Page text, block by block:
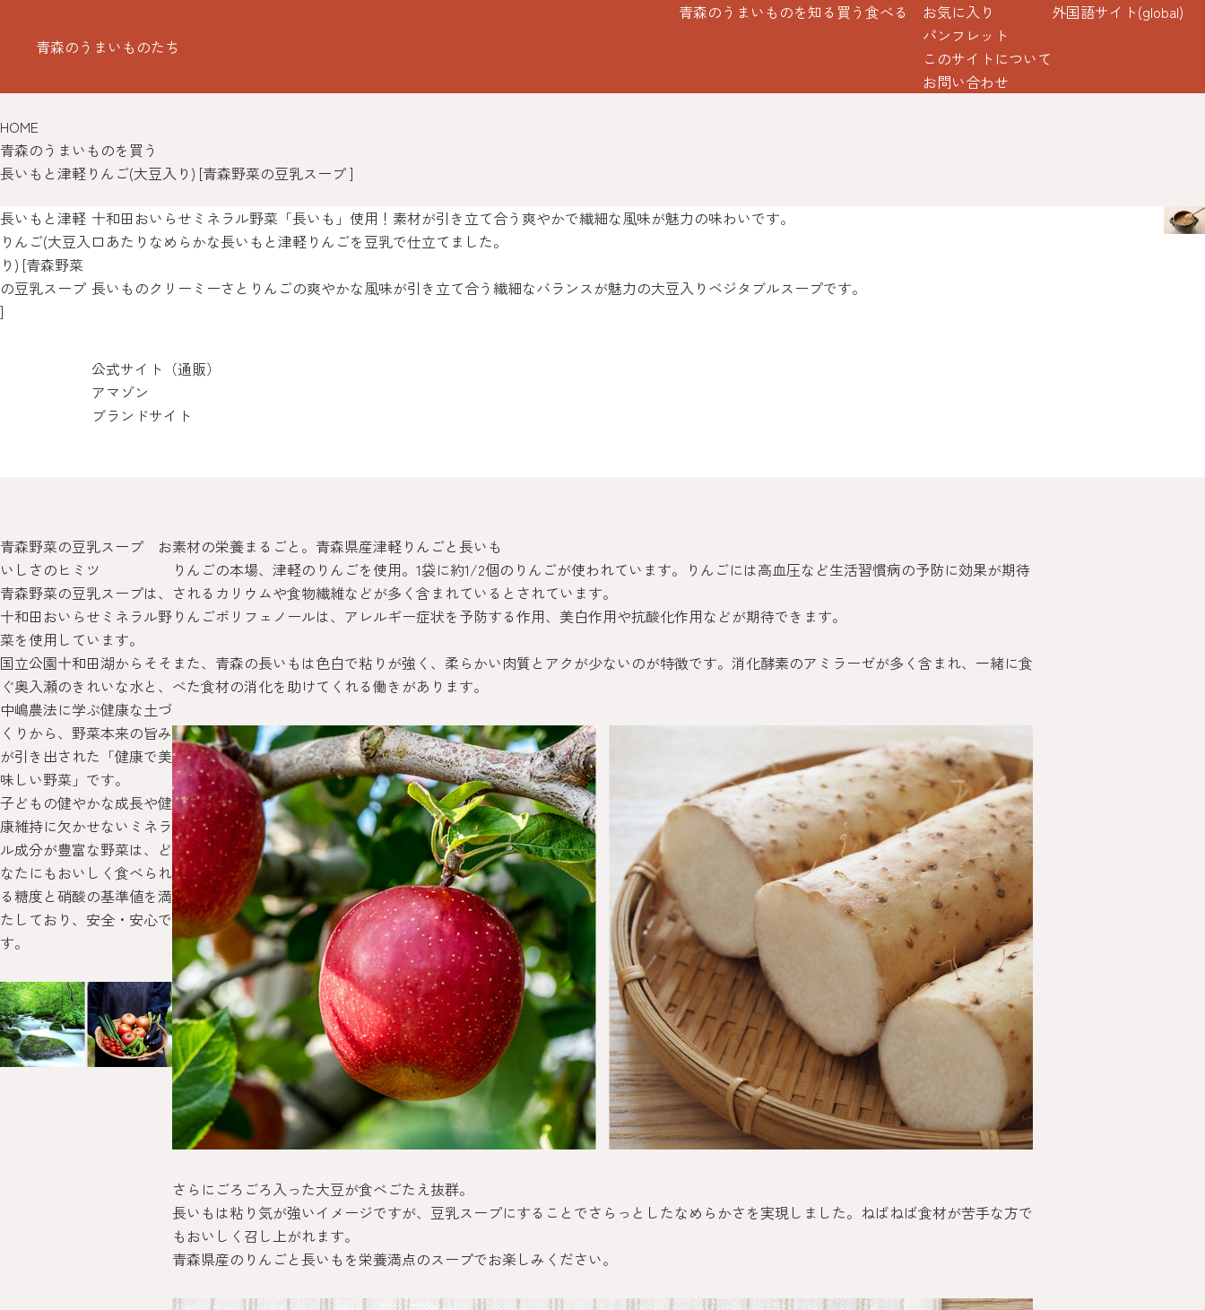
青森のうまいものたち
青森のうまいものを知る 買う 食べる
お気に入り
パンフレット
このサイトについて
お問い合わせ
外国語サイト(global)
HOME
青森のうまいものを買う
長いもと津軽りんご(大豆入り) [青森野菜の豆乳スープ ]
長いもと津軽
りんご(大豆入
り) [青森野菜
の豆乳スープ
]
十和田おいらせミネラル野菜「長いも」使用！素材が引き立て合う爽やかで繊細な風味が魅力の味わいです。
口あたりなめらかな長いもと津軽りんごを豆乳で仕立てました。
長いものクリーミーさとりんごの爽やかな風味が引き立て合う繊細なバランスが魅力の大豆入りベジタブルスープです。
公式サイト（通販）
アマゾン
ブランドサイト
青森野菜の豆乳スープ お
いしさのヒミツ
青森野菜の豆乳スープは、
十和田おいらせミネラル野
菜を使用しています。
国立公園十和田湖からそそ
ぐ奥入瀬のきれいな水と、
中嶋農法に学ぶ健康な土づ
くりから、野菜本来の旨み
が引き出された「健康で美
味しい野菜」です。
子どもの健やかな成長や健
康維持に欠かせないミネラ
ル成分が豊富な野菜は、ど
なたにもおいしく食べられ
る糖度と硝酸の基準値を満
たしており、安全・安心で
す。
素材の栄養まるごと。青森県産津軽りんごと長いも
りんごの本場、津軽のりんごを使用。1袋に約1/2個のりんごが使われています。りんごには高血圧など生活習慣病の予防に効果が期待
されるカリウムや食物繊維などが多く含まれているとされています。
りんごポリフェノールは、アレルギー症状を予防する作用、美白作用や抗酸化作用などが期待できます。
また、青森の長いもは色白で粘りが強く、柔らかい肉質とアクが少ないのが特徴です。消化酵素のアミラーゼが多く含まれ、一緒に食
べた食材の消化を助けてくれる働きがあります。
さらにごろごろ入った大豆が食べごたえ抜群。
長いもは粘り気が強いイメージですが、豆乳スープにすることでさらっとしたなめらかさを実現しました。ねばねば食材が苦手な方で
もおいしく召し上がれます。
青森県産のりんごと長いもを栄養満点のスープでお楽しみください。